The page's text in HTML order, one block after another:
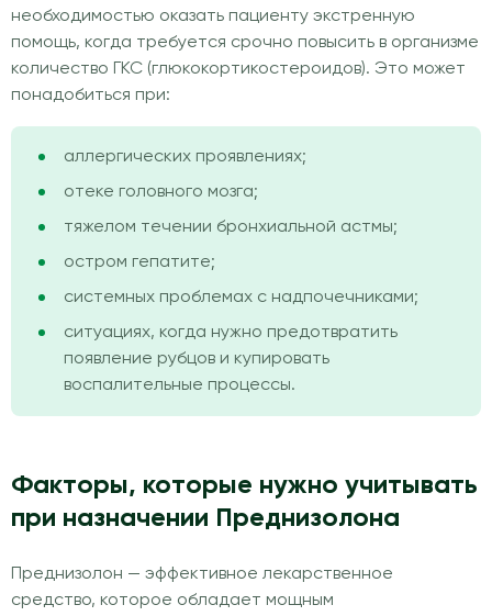
необходимостью оказать пациенту экстренную
помощь, когда требуется срочно повысить в организме
количество ГКС (глюкокортикостероидов). Это может
понадобиться при:
аллергических проявлениях;
отеке головного мозга;
тяжелом течении бронхиальной астмы;
остром гепатите;
системных проблемах с надпочечниками;
ситуациях, когда нужно предотвратить
появление рубцов и купировать
воспалительные процессы.
Факторы, которые нужно учитывать
при назначении Преднизолона
Преднизолон — эффективное лекарственное
средство, которое обладает мощным